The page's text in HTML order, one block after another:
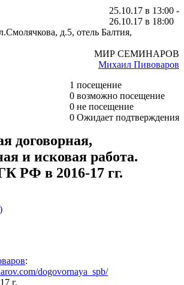
25.10.17 в 13:00 -
26.10.17 в 18:00
д.5, отель Балтия,
МИР СЕМИНАРОВ
Михаил Пивоваров
1 посещение
0 возможно посещение
0 не посещение
0 Ожидает подтверждения
договорная,
и исковая работа.
РФ в 2016-17 гг.
:
dogovornaya_spb/
г.